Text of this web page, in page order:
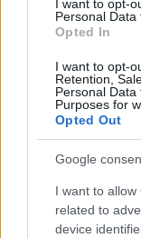
I want to opt-
Personal Data
Opted In
I want to opt-
Retention,
Personal
Purposes for
Opted Out
Google
I want to
related to
device
designelméleti
bruttó 1,2 millió
szakirányú
tevékenykedő
KÉPZŐ
Nehéz dolguk volt
MMA művészeti